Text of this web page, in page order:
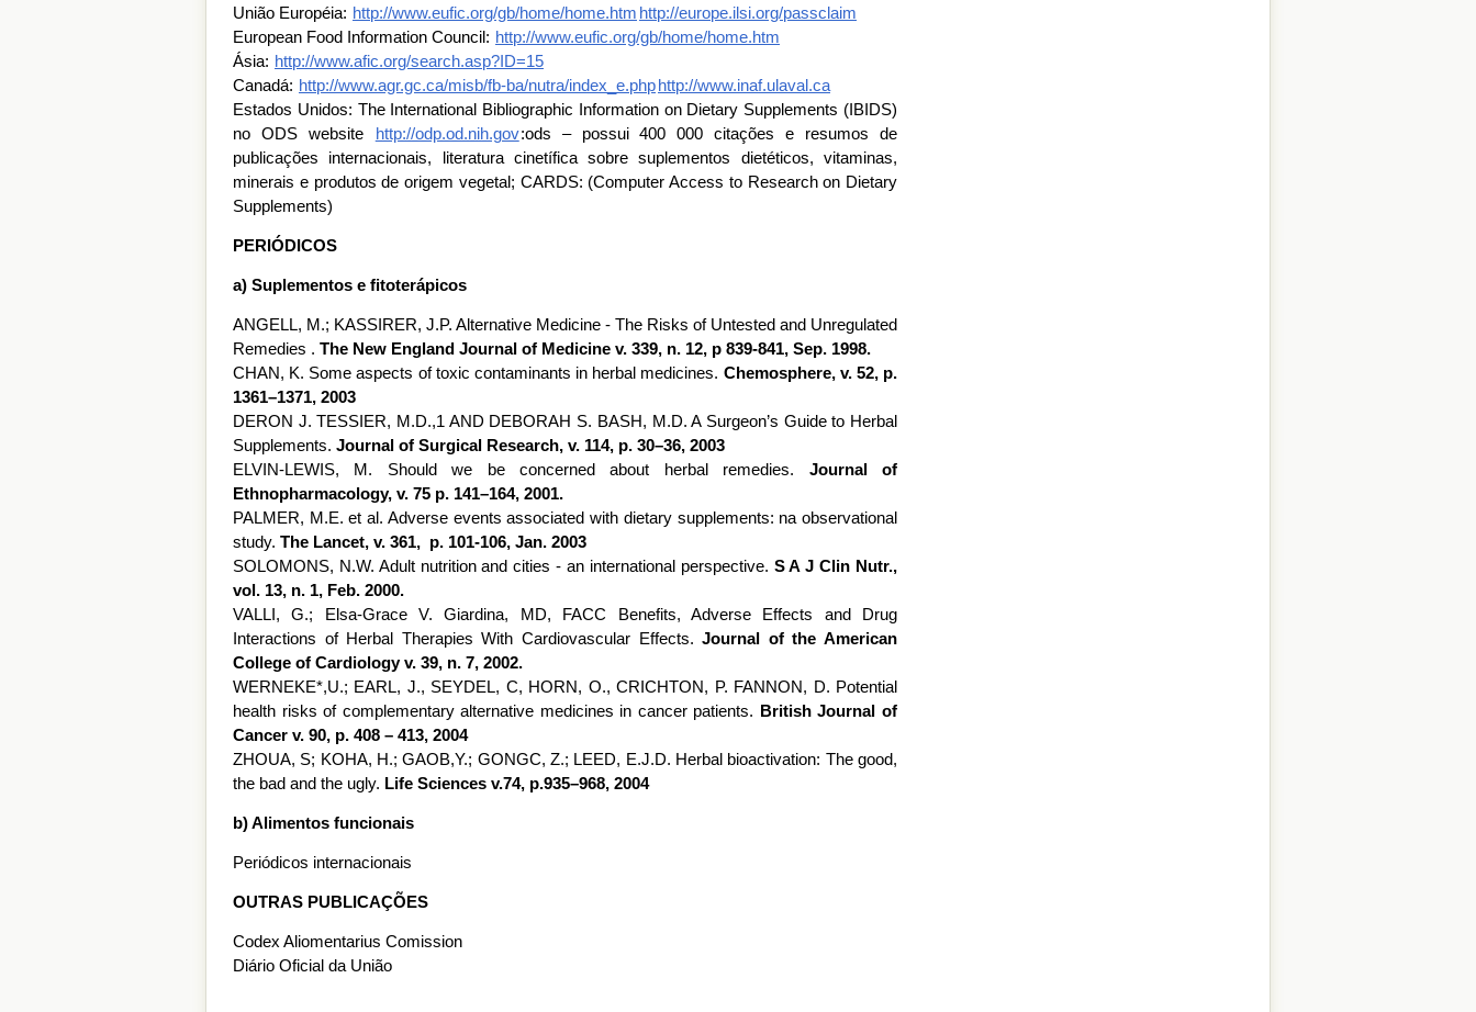
União Européia: http://www.eufic.org/gb/home/home.htm http://europe.ilsi.org/passclaim
European Food Information Council: http://www.eufic.org/gb/home/home.htm
Ásia: http://www.afic.org/search.asp?ID=15
Canadá: http://www.agr.gc.ca/misb/fb-ba/nutra/index_e.phphttp://www.inaf.ulaval.ca
Estados Unidos: The International Bibliographic Information on Dietary Supplements (IBIDS)
no ODS website
http://odp.od.nih.gov:ods – possui 400 000 citações e resumos de
publicações internacionais, literatura cinetífica sobre suplementos dietéticos, vitaminas,
minerais e produtos de origem vegetal; CARDS: (Computer Access to Research on Dietary
Supplements)
PERIÓDICOS
a) Suplementos e fitoterápicos
ANGELL, M.; KASSIRER, J.P. Alternative Medicine - The Risks of Untested and Unregulated
Remedies . The New England Journal of Medicine v. 339, n. 12, p 839-841, Sep. 1998.
CHAN, K. Some aspects of toxic contaminants in herbal medicines. Chemosphere, v. 52, p.
1361–1371, 2003
DERON J. TESSIER, M.D.,1 AND DEBORAH S. BASH, M.D. A Surgeon’s Guide to Herbal
Supplements. Journal of Surgical Research, v. 114, p. 30–36, 2003
ELVIN-LEWIS, M. Should we be concerned about herbal remedies. Journal of
Ethnopharmacology, v. 75 p. 141–164, 2001.
PALMER, M.E. et al. Adverse events associated with dietary supplements: na observational
study. The Lancet, v. 361, p. 101-106, Jan. 2003
SOLOMONS, N.W. Adult nutrition and cities - an international perspective. S A J Clin Nutr.,
vol. 13, n. 1, Feb. 2000.
VALLI, G.; Elsa-Grace V. Giardina, MD, FACC Benefits, Adverse Effects and Drug
Interactions of Herbal Therapies With Cardiovascular Effects.Journal of the American
College of Cardiology v. 39, n. 7, 2002.
WERNEKE*,U.; EARL, J., SEYDEL, C, HORN, O., CRICHTON, P. FANNON, D. Potential
health risks of complementary alternative medicines in cancer patients. British Journal of
Cancer v. 90, p. 408 – 413, 2004
ZHOUA, S; KOHA, H.; GAOB,Y.; GONGC, Z.; LEED, E.J.D. Herbal bioactivation: The good,
the bad and the ugly. Life Sciences v.74, p.935–968, 2004
b) Alimentos funcionais
Periódicos internacionais
OUTRAS PUBLICAÇÕES
Codex Aliomentarius Comission
Diário Oficial da União